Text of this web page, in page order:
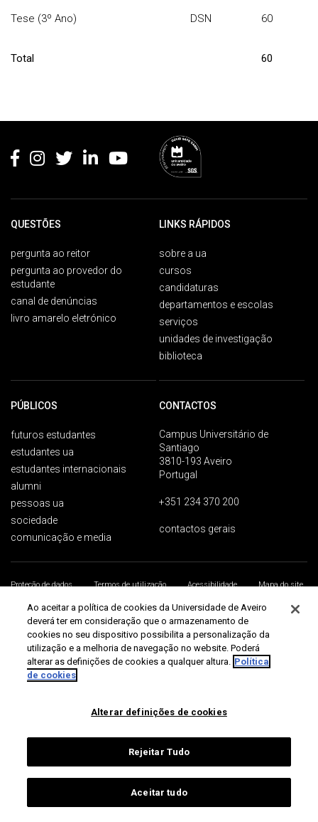
Tese (3º Ano)
DSN 60
Total 60
QUESTÕES
pergunta ao reitor
pergunta ao provedor do
estudante
canal de denúncias
livro amarelo eletrónico
LINKS RÁPIDOS
sobre a ua
cursos
candidaturas
departamentos e escolas
serviços
unidades de investigação
biblioteca
PÚBLICOS
futuros estudantes
estudantes ua
estudantes internacionais
alumni
pessoas ua
sociedade
comunicação e media
CONTACTOS
Campus Universitário de
Santiago
3810-193 Aveiro
Portugal
+351 234 370 200
contactos gerais
Proteção de dados Termos de utilização Acessibilidade
Mapa do site
Universidade de Aveiro 2026
Ao aceitar a política de cookies da Universidade de Aveiro
deverá ter em consideração que o armazenamento de
cookies no seu dispositivo possibilita a personalização da
utilização e a melhoria de navegação no website. Poderá
alterar as definições de cookies a qualquer altura. Política
de cookies
Alterar definições de cookies
Rejeitar Tudo
Aceitar tudo